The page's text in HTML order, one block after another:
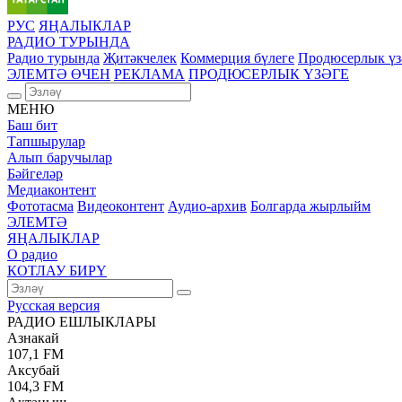
РУС ЯҢАЛЫКЛАР
РАДИО ТУРЫНДА
Радио турында Җитәкчелек Коммерция бүлеге Продюсерлык
ЭЛЕМТӘ ӨЧЕН РЕКЛАМА ПРОДЮСЕРЛЫК ҮЗӘГЕ
МЕНЮ
Баш бит
Тапшырулар
Алып баручылар
Бәйгеләр
Медиаконтент
Фототасма Видеоконтент Аудио-архив Болгарда жырлыйм
ЭЛЕМТӘ
ЯҢАЛЫКЛАР
О радио
КОТЛАУ БИРҮ
Русская версия
РАДИО ЕШЛЫКЛАРЫ
Азнакай
107,1 FM
Аксубай
104,3 FM